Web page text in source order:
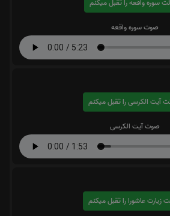
تقبل میکنم
صوت سوره واقعه
تقبل میکنم
صوت آیت الکرسی
تقبل میکنم